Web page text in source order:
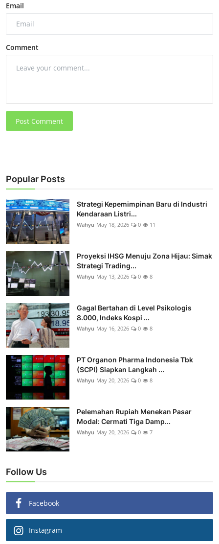
Email
Comment
Post Comment
Popular Posts
Strategi Kepemimpinan Baru di Industri
Kendaraan Listri...
Wahyu May 18, 2026 0 11
Proyeksi IHSG Menuju Zona Hijau: Simak
Strategi Trading...
Wahyu May 13, 2026 0 8
Gagal Bertahan di Level Psikologis
8.000, Indeks Kospi ...
Wahyu May 16, 2026 0 8
PT Organon Pharma Indonesia Tbk
(SCPI) Siapkan Langkah ...
Wahyu May 20, 2026 0 8
Pelemahan Rupiah Menekan Pasar
Modal: Cermati Tiga Damp...
Wahyu May 20, 2026 0 7
Follow Us
Facebook
Instagram